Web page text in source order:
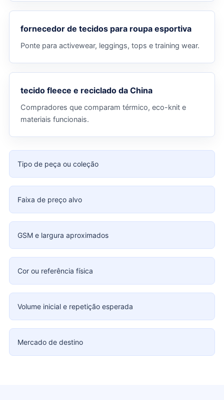
fornecedor de tecidos para roupa esportiva
Ponte para activewear, leggings, tops e training wear.
tecido fleece e reciclado da China
Compradores que comparam térmico, eco-knit e
materiais funcionais.
Tipo de peça ou coleção
Faixa de preço alvo
GSM e largura aproximados
Cor ou referência física
Volume inicial e repetição esperada
Mercado de destino